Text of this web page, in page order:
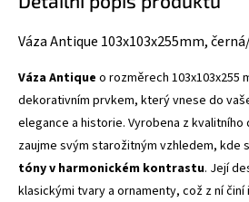
Váza Antique 103x103x255mm,
Váza Antique o rozměrech 103x103x255
dekorativním prvkem, který vnese do
elegance a historie. Vyrobena z
zaujme svým starožitným vzhledem, kde
tóny v harmonickém kontrastu. Její
klasickými tvary a ornamenty, což z ní